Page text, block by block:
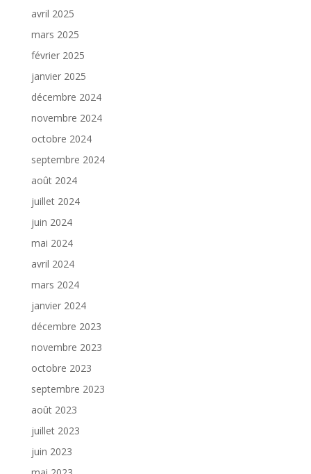
avril 2025
mars 2025
février 2025
janvier 2025
décembre 2024
novembre 2024
octobre 2024
septembre 2024
août 2024
juillet 2024
juin 2024
mai 2024
avril 2024
mars 2024
janvier 2024
décembre 2023
novembre 2023
octobre 2023
septembre 2023
août 2023
juillet 2023
juin 2023